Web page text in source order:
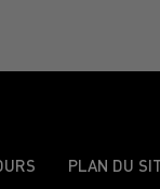
PLAN DU